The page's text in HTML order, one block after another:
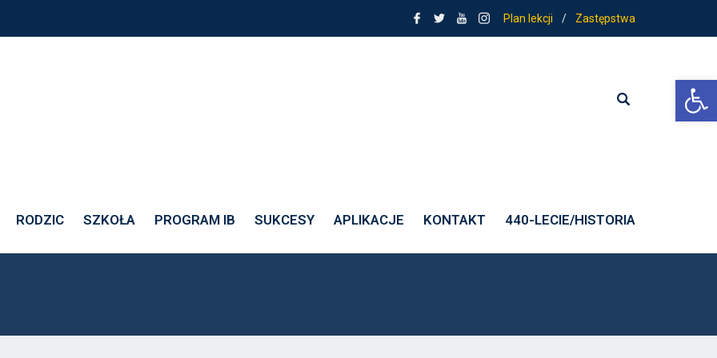
Plan lekcji / Zastępstwa
RODZIC SZKOŁA PROGRAM IB SUKCESY APLIKACJE KONTAKT 440-LECIE/HISTORIA